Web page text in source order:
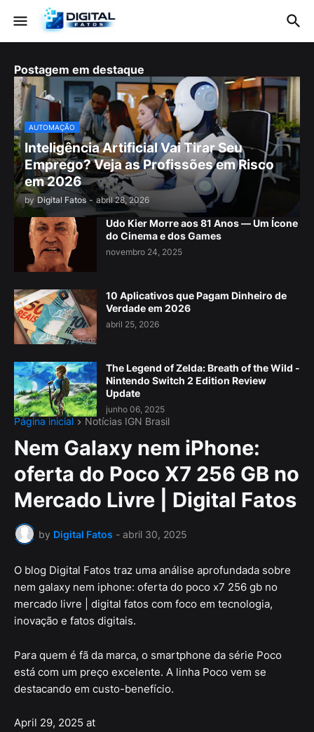
Postagem em destaque
AUTOMAÇÃO
Inteligência Artificial Vai Tirar Seu
Emprego? Veja as Profissões em Risco
em 2026
by Digital Fatos - abril 28, 2026
Udo Kier Morre aos 81 Anos — Um Ícone
do Cinema e dos Games
novembro 24, 2025
10 Aplicativos que Pagam Dinheiro de
Verdade em 2026
abril 25, 2026
The Legend of Zelda: Breath of the Wild -
Nintendo Switch 2 Edition Review
Update
junho 06, 2025
Página inicial Notícias IGN Brasil
Nem Galaxy nem iPhone:
oferta do Poco X7 256 GB no
Mercado Livre | Digital Fatos
by Digital Fatos - abril 30, 2025
O blog Digital Fatos traz uma análise aprofundada sobre
nem galaxy nem iphone: oferta do poco x7 256 gb no
mercado livre | digital fatos com foco em tecnologia,
inovação e fatos digitais.
Para quem é fã da marca, o smartphone da série Poco
está com um preço excelente. A linha Poco vem se
destacando em custo-benefício.
April 29, 2025 at